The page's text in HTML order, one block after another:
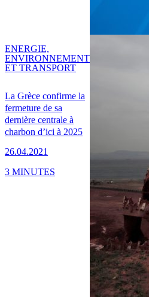
La Grèce confirme la
fermeture de sa
dernière centrale à
charbon d’ici à 2025
26.04.2021
ENERGIE,
ENVIRONNEMENT
ET TRANSPORT
3 MINUTES